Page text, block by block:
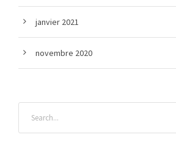
janvier 2021
novembre 2020